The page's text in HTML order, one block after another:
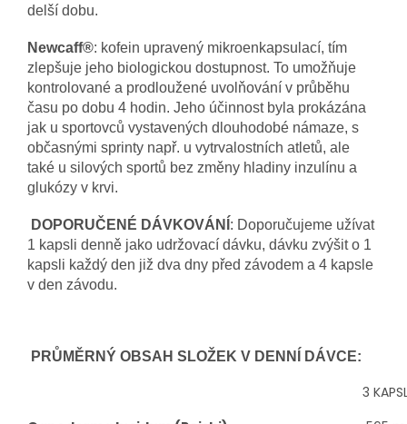
delší dobu.
Newcaff®: kofein upravený mikroenkapsulací, tím
zlepšuje jeho biologickou dostupnost. To umožňuje
kontrolované a prodloužené uvolňování v průběhu
času po dobu 4 hodin. Jeho účinnost byla prokázána
jak u sportovců vystavených dlouhodobé námaze, s
občasnými sprinty např. u vytrvalostních atletů, ale
také u silových sportů bez změny hladiny inzulínu a
glukózy v krvi.
DOPORUČENÉ DÁVKOVÁNÍ : Doporučujeme užívat
1 kapsli denně jako udržovací dávku, dávku zvýšit o 1
kapsli každý den již dva dny před závodem a 4 kapsle
v den závodu.
PRŮMĚRNÝ OBSAH SLOŽEK V DENNÍ DÁVCE:
3